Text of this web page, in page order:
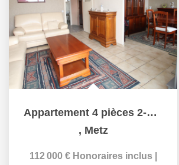
Appartement 4 pièces 2-3 chambres balcon cave à vendre à...
, Metz
112 000 € Honoraires inclus